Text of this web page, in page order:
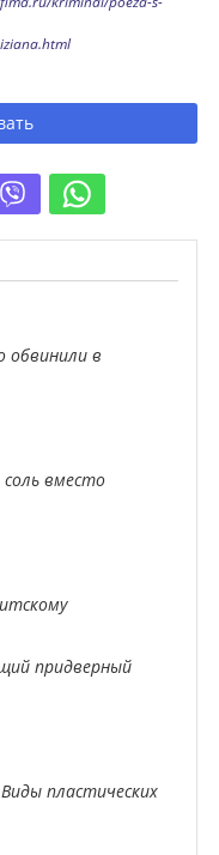
обвинили в
вместо
придверный
пластических